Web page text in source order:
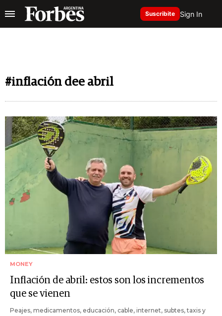
Suscribite Sign In
#inflación dee abril
MONEY
Inflación de abril: estos son los incrementos
que se vienen
Peajes, medicamentos, educación, cable, internet, subtes, taxis y